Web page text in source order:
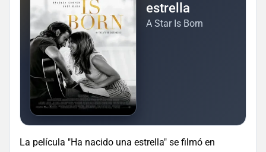
estrella
A Star Is Born
La película "Ha nacido una estrella" se filmó en